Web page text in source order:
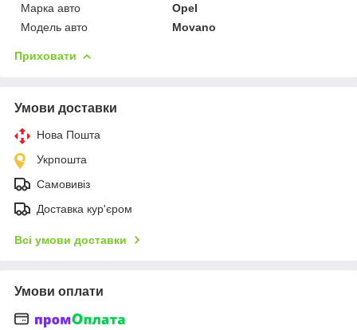
Марка авто
Opel
Модель авто
Movano
Приховати
Умови доставки
Нова Пошта
Укрпошта
Самовивіз
Доставка кур'єром
Всі умови доставки
Умови оплати